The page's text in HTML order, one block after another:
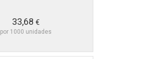
33,68 €
por 1000 unidades